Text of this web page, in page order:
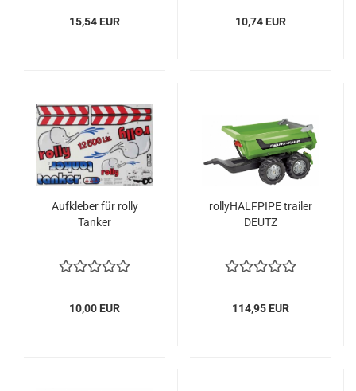
15,54 EUR 10,74 EUR
Aufkleber für rolly
Tanker
10,00 EUR
rollyHALFPIPE trailer
DEUTZ
114,95 EUR